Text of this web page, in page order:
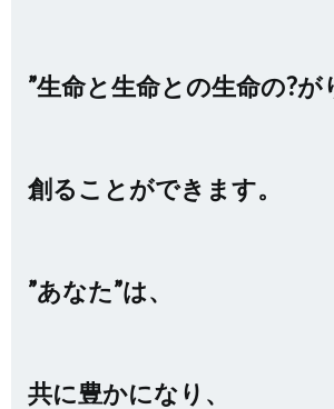
”生命と生命との生命の?が
創ることができます。
”あなた”は、
共に豊かになり、